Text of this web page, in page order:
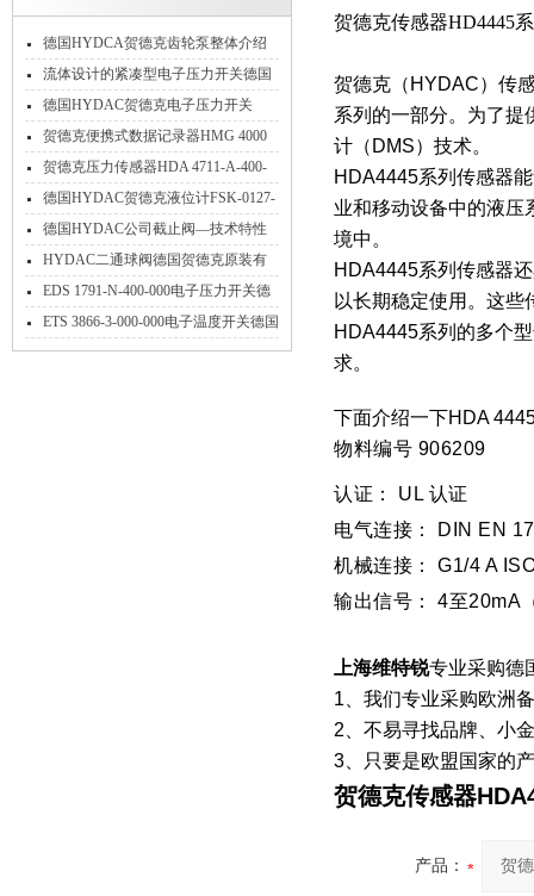
德国HYDCA贺德克齿轮泵整体介绍
文章
流体设计的紧凑型电子压力开关德国
HYDAC贺德克EDS 3346-3-0016-000-
F1
德国HYDAC贺德克电子压力开关
EDS 3316-3-0016-000-F1已到货 ​
贺德克便携式数据记录器HMG 4000
智能诊断引擎德国HYDAC
贺德克压力传感器HDA 4711-A-400-
000德国HYDAC
德国HYDAC贺德克液位计FSK-0127-
2.50-00000/O-M12.000倬越可靠性
德国HYDAC公司截止阀—技术特性
与工业应用的解析
HYDAC二通球阀德国贺德克原装有
现货
EDS 1791-N-400-000电子压力开关德
国HYDAC贺德克现货详参
ETS 3866-3-000-000电子温度开关德国
HYDAC参数规格
贺德克传感器HD4445
贺德克（HYDAC）传
系列的一部分。 为了提
计（DMS）技术。
HDA4445系列传感器
业和移动设备中的液压
境中。
HDA4445系列传感器
以长期稳定使用。这
HDA4445系列的多个
求。
下面介绍一下HDA
物料编号 906209
认证： UL 认证
电气连接： DIN EN
机械连接： G1/4 A
输出信号： 4至20mA
上海维特锐专业采购德
1、我们专业采购欧洲
2、不易寻找品牌、小
3、只要是欧盟国家的
贺德克传感器
产品：